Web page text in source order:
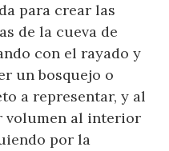
para crear las
de la cueva de
con el rayado y
un bosquejo o
a representar, y al
volumen al interior
por la